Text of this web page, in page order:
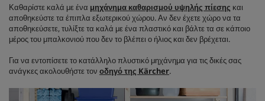
Καθαρίστε καλά με ένα μηχάνημα καθαρισμού υψηλής πίεσης και
αποθηκεύστε τα έπιπλα εξωτερικού χώρου. Αν δεν έχετε χώρο να τα
αποθηκεύσετε, τυλίξτε τα καλά με ένα πλαστικό και βάλτε τα σε κάποιο
μέρος του μπαλκονιού που δεν το βλέπει ο ήλιος και δεν βρέχεται.
Για να εντοπίσετε το κατάλληλο πλυστικό μηχάνημα για τις δικές σας
ανάγκες ακολουθήστε τον οδηγό της Kärcher.